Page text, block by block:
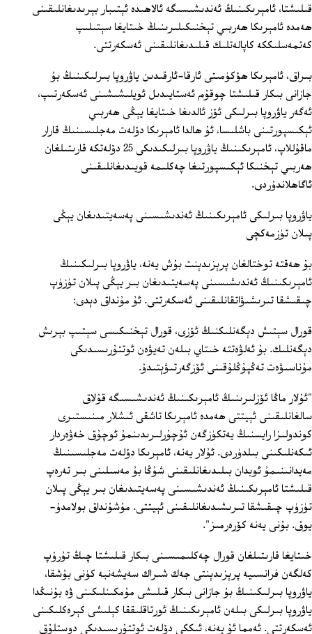
قىلىشتا، ئامېرىكىنىڭ ئەندىشىسىگە ئالاھىدە ئېتىبار بېرىدىغانلىقىنى
ھەمدە ئامېرىكا ھەربىي تېخنىكىلىرىنىڭ خىتايغا سېتىلىپ
كەتمەسلىككە كاپالەتلىك قىلىدىغانلىقىنى ئەسكەرتتى.
بىراق، ئامېرىكا ھۆكۈمىتى ئارقا-ئارقىدىن ياۋروپا بىرلىكىنىڭ بۇ
جازانى بىكار قىلىشتا چوقۇم ئەستايىدىل ئويلىشىشىنى ئەسكەرتىپ،
ئەگەر ياۋروپا بىرلىكى ئۆز ئالدىغا خىتايغا يېڭى ھەربىي
ئېكىسپورتىنى باشلىسا، ئۇ ھالدا ئامېرىكا دۆلەت مەجلىسىنىڭ قارار
ماقۇللاپ، ئامېرىكىنىڭ ياۋروپا بىرلىكىدىكى 25 دۆلەتكە قارىتىلغان
ھەربىي تېخنىكا ئېكىسپورتىغا چەكلىمە قويىدىغانلىقىنى
ئاگاھلاندۇردى.
ياۋروپا بىرلىكى ئامېرىكىنىڭ ئەندىشىسىنى پەسەيتىدىغان يېڭى
پىلان تۈزمەكچى
بۇ ھەقتە توختالغان پرېزىدېنت بۇش يەنە، ياۋروپا بىرلىكىنىڭ
ئامېرىكىنىڭ ئەندىشىسىنى پەسەيتىدىغان بىر يېڭى پىلان تۈزۈپ
چىقىشقا تىرىشىۋاتقانلىقىنى ئەسكەرتتى. ئۇ مۇنداق دېدى:
قورال سېتىش دېگەنلىكنىڭ ئۆزى، قورال تېخنىكىسى سېتىپ بېرىش
دېگەنلىك. بۇ ئەلۋەتتە خىتاي بىلەن تەيۋەن ئوتتۇرىسىدىكى
مۇناسىۋەت تەڭپۇڭلۇقىنى ئۆزگەرتىۋېتىدۇ.
"ئۇلار ماڭا ئۆزلىرىنىڭ ئامېرىكىنىڭ ئەندىشىسىگە قۇلاق
سالغانلىقىنى ئېيتتى ھەمدە ئامېرىكا تاشقى ئىشلار مىنىستىرى
كوندولىزا رايسنىڭ يەتكۈزگەن ئۇچۇرلىرىدىنمۇ ئوچۇق خەۋەردار
ئىكەنلىكىنى بىلدۈردى. ئۇلار يەنە، ئامېرىكا دۆلەت مەجلىسىنىڭ
مەيدانىنىمۇ ئوبدان بىلىدىغانلىقىنى شۇڭا بۇ مەسىلىنى بىر تەرەپ
قىلىشتا ئامېرىكىنىڭ ئەندىشىسىنى پەسەيتىدىغان بىر يېڭى پىلان
تۈزۈپ چىقىشقا تىرىشىدىغانلىقىنى ئېيتتى. مۇشۇنداق بولامدۇ-
يوق. بۇنى يەنە كۆرەرمىز".
خىتايغا قارىتىلغان قورال چەكلىمىسىنى بىكار قىلىشتا چىڭ تۇرۇپ
كەلگەن فرانسىيە پرېزىدېنتى جەك شىراك سەيشەنبە كۈنى بۇشقا،
ياۋروپا بىرلىكىنىڭ بۇ جازانى بىكار قىلىشى مۇمكىنلىكىنى ۋە بۇنىڭدا
ياۋروپا بىرلىكى بىلەن ئامېرىكىنىڭ ئورتاقلىققا كېلىشى كېرەكلىكىنى
ئەسكەرتتى. ئەمما ئۇ يەنە، ئىككى دۆلەت ئوتتۇرىسىدىكى دوستلۇق